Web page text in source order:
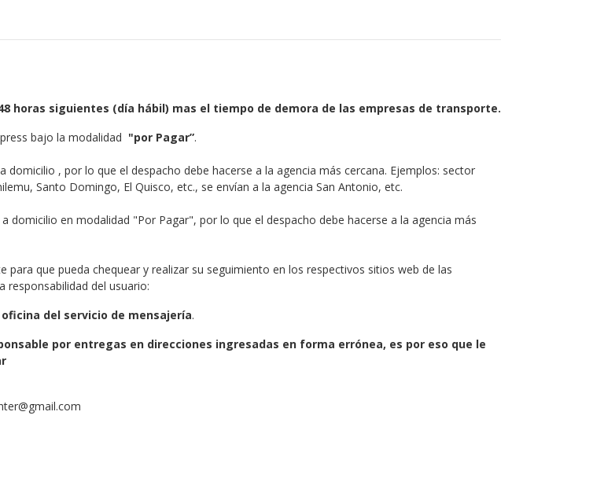
horas siguientes (día hábil) mas el tiempo de demora de las empresas de transporte.
bajo la modalidad "por Pagar”.
, por lo que el despacho debe hacerse a la agencia más cercana. Ejemplos: sector
Santo Domingo, El Quisco, etc., se envían a la agencia San Antonio, etc.
domicilio en modalidad "Por Pagar", por lo que el despacho debe hacerse a la agencia más
que pueda chequear y realizar su seguimiento en los respectivos sitios web de las
responsabilidad del usuario:
del servicio de mensajería.
por entregas en direcciones ingresadas en forma errónea, es por eso que le